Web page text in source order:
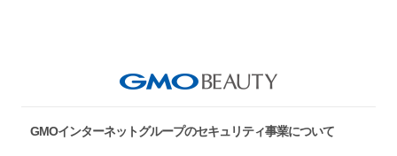
GMOインターネットグループのセキュリティ事業について